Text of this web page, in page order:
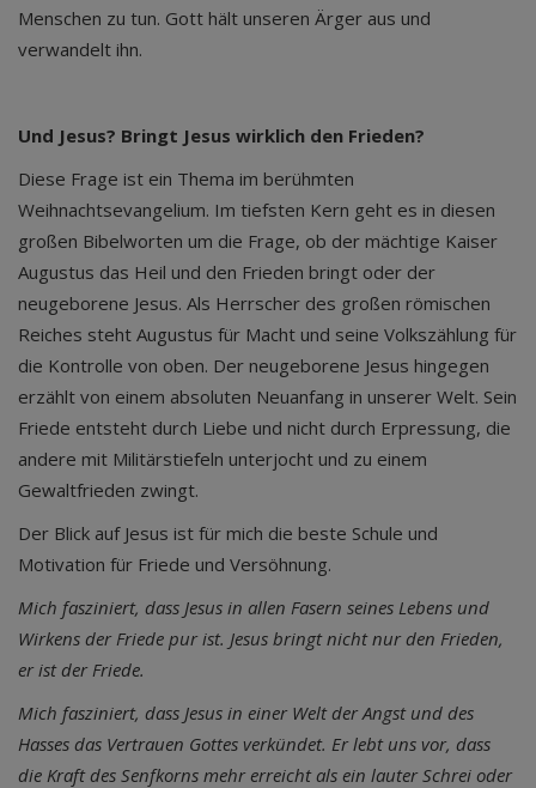
Menschen zu tun. Gott hält unseren Ärger aus und
verwandelt ihn.
Und Jesus? Bringt Jesus wirklich den Frieden?
Diese Frage ist ein Thema im berühmten
Weihnachtsevangelium. Im tiefsten Kern geht es in diesen
großen Bibelworten um die Frage, ob der mächtige Kaiser
Augustus das Heil und den Frieden bringt oder der
neugeborene Jesus. Als Herrscher des großen römischen
Reiches steht Augustus für Macht und seine Volkszählung für
die Kontrolle von oben. Der neugeborene Jesus hingegen
erzählt von einem absoluten Neuanfang in unserer Welt. Sein
Friede entsteht durch Liebe und nicht durch Erpressung, die
andere mit Militärstiefeln unterjocht und zu einem
Gewaltfrieden zwingt.
Der Blick auf Jesus ist für mich die beste Schule und
Motivation für Friede und Versöhnung.
Mich fasziniert, dass Jesus in allen Fasern seines Lebens und
Wirkens der Friede pur ist. Jesus bringt nicht nur den Frieden,
er ist der Friede.
Mich fasziniert, dass Jesus in einer Welt der Angst und des
Hasses das Vertrauen Gottes verkündet. Er lebt uns vor, dass
die Kraft des Senfkorns mehr erreicht als ein lauter Schrei oder